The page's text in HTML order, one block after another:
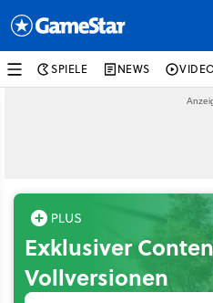
SPIELE NEWS
Exklusiver
Vollversionen